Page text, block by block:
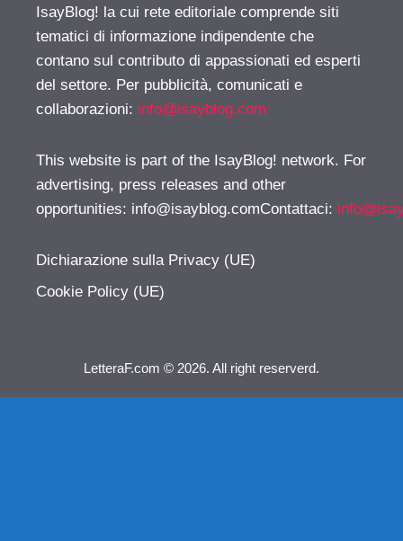
IsayBlog! la cui rete editoriale comprende siti
tematici di informazione indipendente che
contano sul contributo di appassionati ed esperti
del settore. Per pubblicità, comunicati e
collaborazioni: info@isayblog.com
This website is part of the IsayBlog! network. For
advertising, press releases and other
opportunities: info@isayblog.comContattaci:
Dichiarazione sulla Privacy (UE)
Cookie Policy (UE)
LetteraF.com © 2026. All right reserverd.